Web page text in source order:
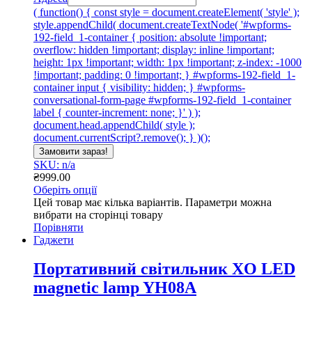
( function() { const style = document.createElement( 'style' );
style.appendChild( document.createTextNode( '#wpforms-
192-field_1-container { position: absolute !important;
overflow: hidden !important; display: inline !important;
height: 1px !important; width: 1px !important; z-index: -1000
!important; padding: 0 !important; } #wpforms-192-field_1-
container input { visibility: hidden; } #wpforms-
conversational-form-page #wpforms-192-field_1-container
label { counter-increment: none; }' ) );
document.head.appendChild( style );
document.currentScript?.remove(); } )();
Замовити зараз!
SKU: n/a
₴999.00
Оберіть опції
Цей товар має кілька варіантів. Параметри можна
вибрати на сторінці товару
Порівняти
Гаджети
Портативний світильник XO LED
magnetic lamp YH08A